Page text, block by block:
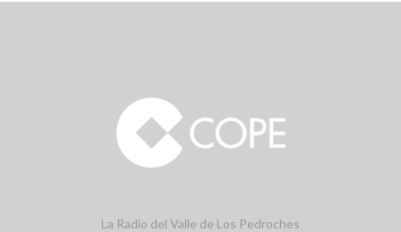
La Radio del Valle de Los Pedroches